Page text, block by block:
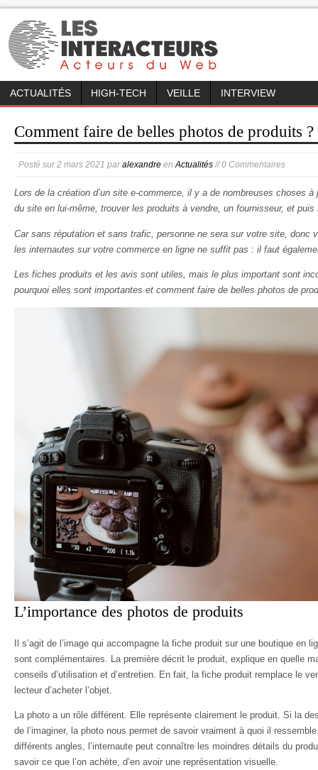
ACTUALITÉS HIGH-TECH VEILLE INTERVIEW
Comment faire de belles photos de produits ?
Posté sur2 mars 2021 paralexandre enActualités// 0 Commentaires
Lors de la création d’un site e-commerce, il y a de nombreuses choses
du site en lui-même, trouver les produits à vendre, un fournisseur, et
Car sans réputation et sans trafic, personne ne sera sur votre site, donc
les internautes sur votre commerce en ligne ne suffit pas : il faut
Les fiches produits et les avis sont utiles, mais le plus important sont
pourquoi elles sont importantes et comment faire de belles photos de
L’importance des photos de produits
Il s’agit de l’image qui accompagne la fiche produit sur une boutique en
sont complémentaires. La première décrit le produit, explique en quelle
conseils d’utilisation et d’entretien. En fait, la fiche produit remplace le
lecteur d’acheter l’objet.
La photo a un rôle différent. Elle représente clairement le produit. Si la
de l’imaginer, la photo nous permet de savoir vraiment à quoi il
différents angles, l’internaute peut connaître les moindres détails du
savoir ce que l’on achète, d’en avoir une représentation visuelle.